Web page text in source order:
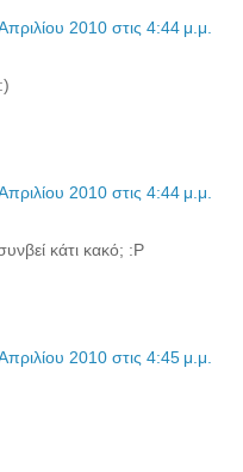
2010 στις 4:44 μ.μ.
2010 στις 4:44 μ.μ.
κάτι κακό; :P
2010 στις 4:45 μ.μ.